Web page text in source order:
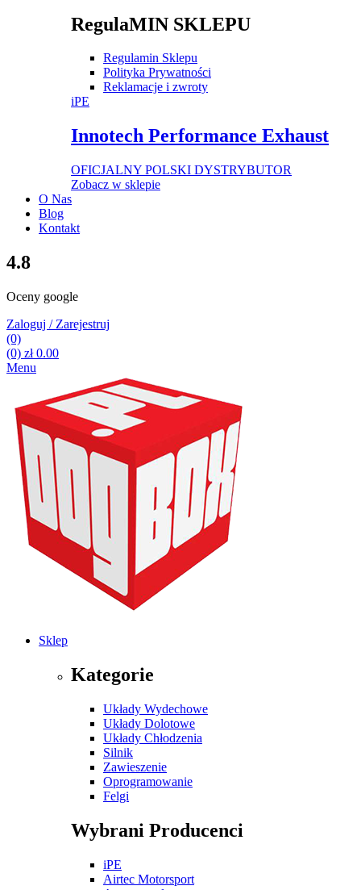
RegulaMIN SKLEPU
Regulamin Sklepu
Polityka Prywatności
Reklamacje i zwroty
iPE
Innotech Performance Exhaust
OFICJALNY POLSKI DYSTRYBUTOR
Zobacz w sklepie
O Nas
Blog
Kontakt
4.8
Oceny google
Zaloguj / Zarejestruj
(0)
(0) zł0.00
Menu
Sklep
Kategorie
Układy Wydechowe
Układy Dolotowe
Układy Chłodzenia
Silnik
Zawieszenie
Oprogramowanie
Felgi
Wybrani Producenci
iPE
Airtec Motorsport